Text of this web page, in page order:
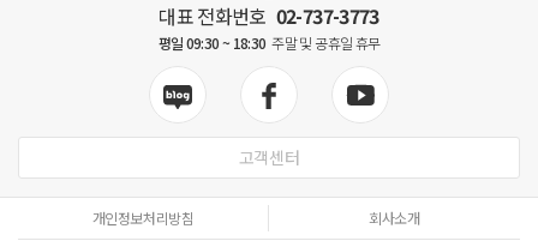
대표 전화번호 02-737-3773
평일 09:30 ~ 18:30 주말 및 공휴일 휴무
고객센터
개인정보처리방침 회사소개